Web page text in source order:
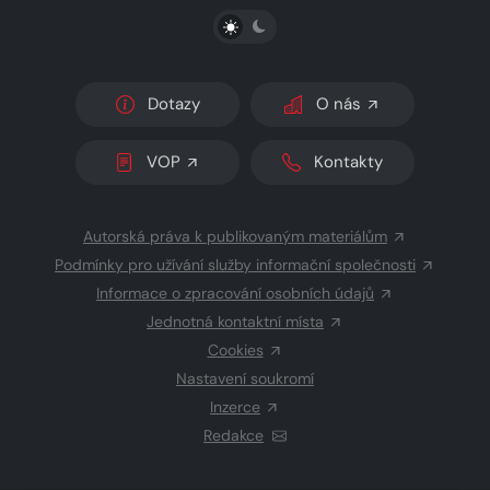
PŘEPNOUT SVĚTLÝ/TMAVÝ REŽIM
Dotazy O nás
VOP Kontakty
Autorská práva k publikovaným materiálům
Podmínky pro užívání služby informační společnosti
Informace o zpracování osobních údajů
Jednotná kontaktní místa
Cookies
Nastavení soukromí
Inzerce
Redakce